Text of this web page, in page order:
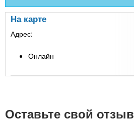
На карте
Адрес:
Онлайн
Оставьте свой отзыв